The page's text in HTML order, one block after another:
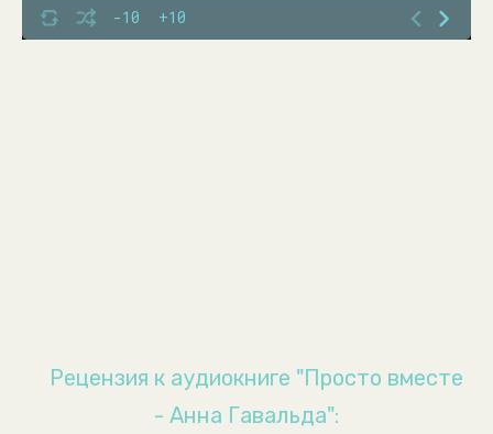
-10 +10
01-01-07
01-01-08
Рецензия к аудиокниге "Просто вместе
- Анна Гавальда":